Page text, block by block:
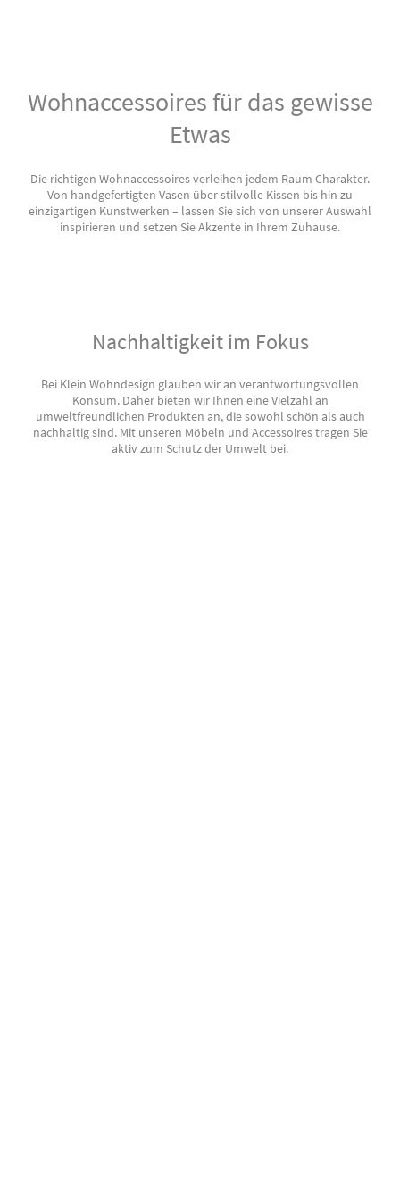
Wohnaccessoires für das gewisse
Etwas
Die richtigen Wohnaccessoires verleihen jedem Raum Charakter.
Von handgefertigten Vasen über stilvolle Kissen bis hin zu
einzigartigen Kunstwerken – lassen Sie sich von unserer Auswahl
inspirieren und setzen Sie Akzente in Ihrem Zuhause.
Nachhaltigkeit im Fokus
Bei Klein Wohndesign glauben wir an verantwortungsvollen
Konsum. Daher bieten wir Ihnen eine Vielzahl an
umweltfreundlichen Produkten an, die sowohl schön als auch
nachhaltig sind. Mit unseren Möbeln und Accessoires tragen Sie
aktiv zum Schutz der Umwelt bei.